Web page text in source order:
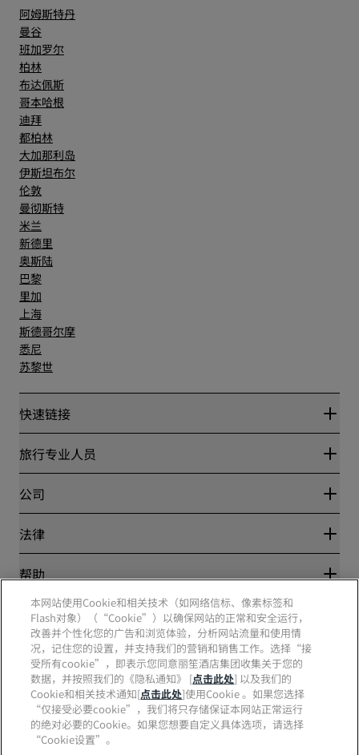
阿姆斯特丹
曼谷
班加罗尔
柏林
布达佩斯
哥本哈根
迪拜
都柏林
大加那利岛
伊斯坦布尔
伦敦
曼彻斯特
米兰
新德里
奥斯陆
巴黎
里加
上海
斯德哥尔摩
悉尼
苏黎世
快速链接
丽赏会
Blog
目的地
丽笙酒店集团APP
体育认证酒店
家庭友好型酒店
旅行专业人员
合作伙伴
公司
丽笙酒店集团
工作机会 RHG
工作机会 PPHE
工作机会 EHL
The Club by RHG
发展机会
责任经营
采购
法律
隐私中心
丽赏会条款和条件
网站使用协议
数字无障碍
现代奴隶制声明
帮助
消费者警示
联系方式
常见问题
网站地图
社交媒体
丽笙酒店集团品牌
本网站使用Cookie和相关技术（如网络信标、像素标签和
Flash对象）（“Cookie”）以确保网站的正常和安全运行，
改善并个性化您的广告和浏览体验，分析网站流量和使用情
况，记住您的设置，并支持我们的营销和销售工作。选择“接
受所有cookie”，即表示您同意丽笙酒店集团收集关于您的
数据，并按照我们的《隐私通知》 [点击此处] 以及我们的
Cookie和相关技术通知[点击此处]使用Cookie 。如果您选择
“仅接受必要cookie”，我们将只存储保证本网站正常运行
的绝对必要的Cookie。如果您想要自定义具体选项，请选择
“Cookie设置”。